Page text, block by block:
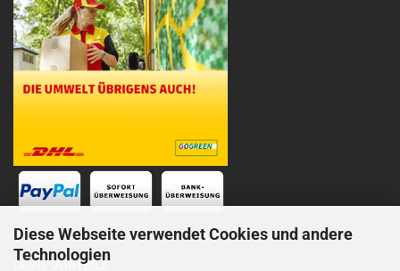
Diese Webseite verwendet Cookies und andere
Technologien
DEINE VORTEILE